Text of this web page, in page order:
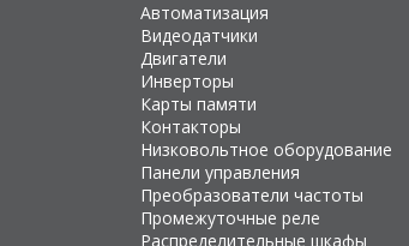
Автоматизация
Видеодатчики
Двигатели
Инверторы
Карты памяти
Контакторы
Низковольтное оборудование
Панели управления
Преобразователи частоты
Промежуточные реле
Распределительные шкафы